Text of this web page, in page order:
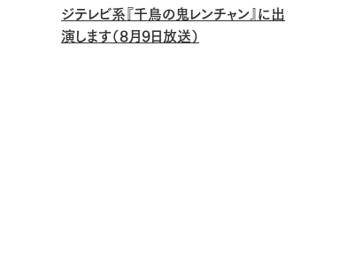
ジテレビ系『千鳥の鬼レンチャン』に出
演します（8月9日放送）